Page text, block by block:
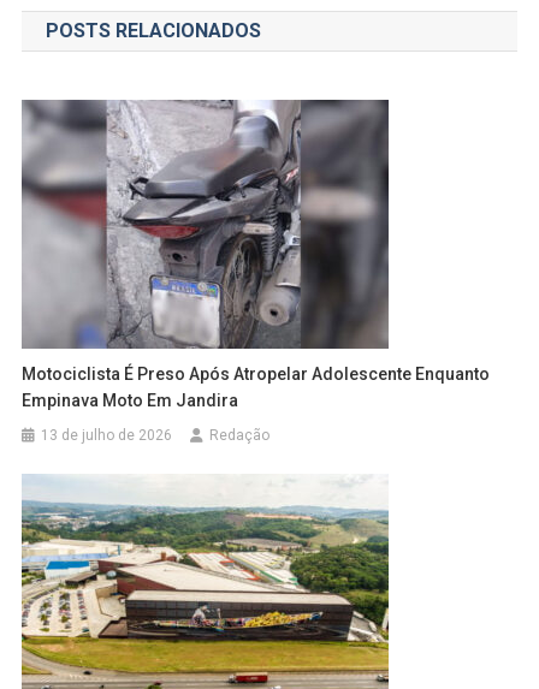
Post
POSTS RELACIONADOS
Motociclista É Preso Após Atropelar Adolescente Enquanto
Empinava Moto Em Jandira
13 de julho de 2026 Redação